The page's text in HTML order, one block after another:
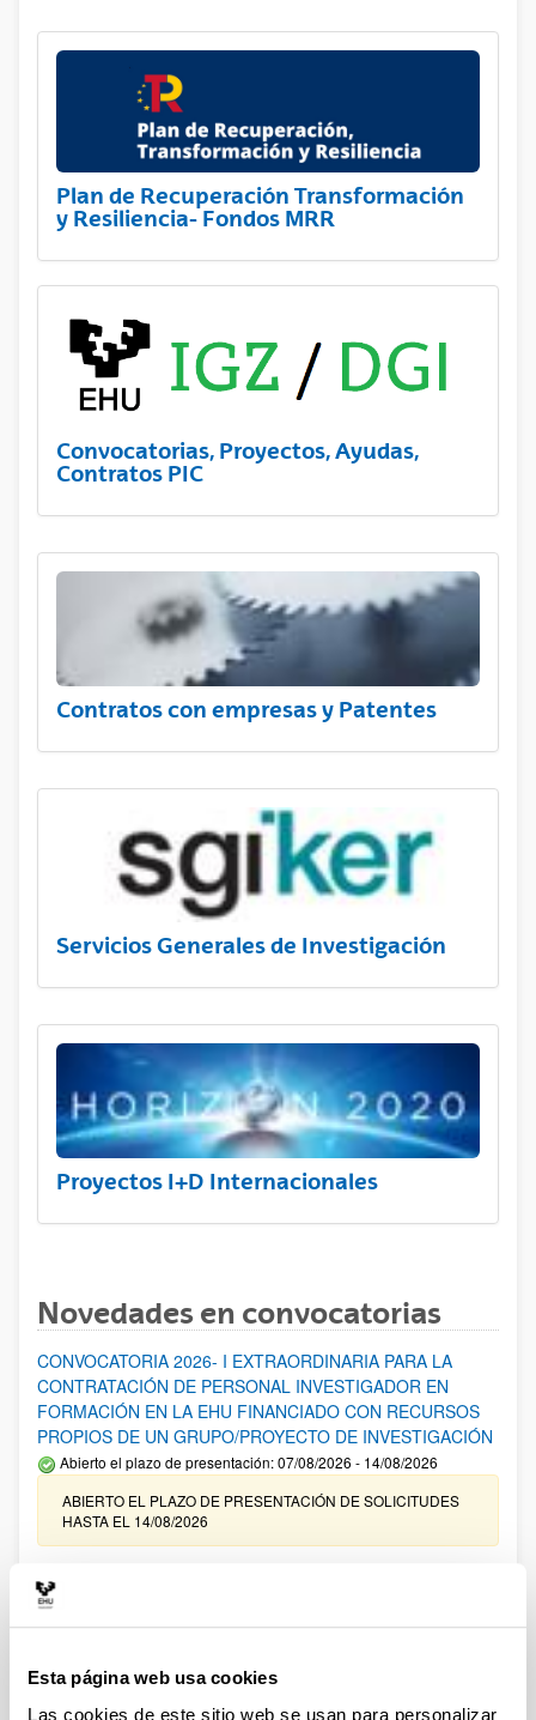
Esta página web usa cookies
Las cookies de este sitio web se usan para personalizar
Plan de Recuperación Transformación
y Resiliencia- Fondos MRR
Convocatorias, Proyectos, Ayudas,
Contratos PIC
Contratos con empresas y Patentes
Servicios Generales de Investigación
Proyectos I+D Internacionales
Novedades en convocatorias
CONVOCATORIA 2026- I EXTRAORDINARIA PARA LA
CONTRATACIÓN DE PERSONAL INVESTIGADOR EN
FORMACIÓN EN LA EHU FINANCIADO CON RECURSOS
PROPIOS DE UN GRUPO/PROYECTO DE INVESTIGACIÓN
Abierto el plazo de presentación: 07/08/2026 - 14/08/2026
ABIERTO EL PLAZO DE PRESENTACIÓN DE SOLICITUDES
HASTA EL 14/08/2026
Ayudas para financiación de la adquisición y renovación de
infraestructura científica y fondos bibliográficos en la
UPV/EHU 2026
25/03/2026: Corrección de errores del listado provisional de
solicitudes admitidas y excluidas. 23/03/2026: Relación